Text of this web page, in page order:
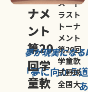
ナメ
ント
第20
回学
童軟
ス・ト
ラスト
トーナ
メント
第20回
学童軟
式野球
全国大
夢が現実にな
「夢に向かう